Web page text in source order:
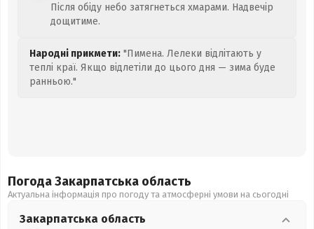
Після обіду небо затягнеться хмарами. Надвечір
дощитиме.
Народні прикмети: "Пимена. Лелеки відлітають у
теплі краї. Якщо відлетіли до цього дня — зима буде
ранньою."
Погода Закарпатська область
Актуальна інформація про погоду та атмосферні умови на сьогодні
Закарпатська область